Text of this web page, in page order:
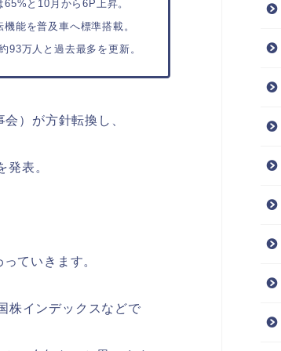
と10月から6P上昇。
能を普及車へ標準搭載。
93万人と過去最多を更新。
）が方針転換し、
表。
ていきます。
株インデックスなどで